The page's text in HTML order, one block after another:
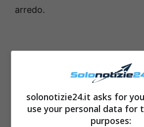
arredo.
solonotizie24.it asks for
use your personal data for
purposes: